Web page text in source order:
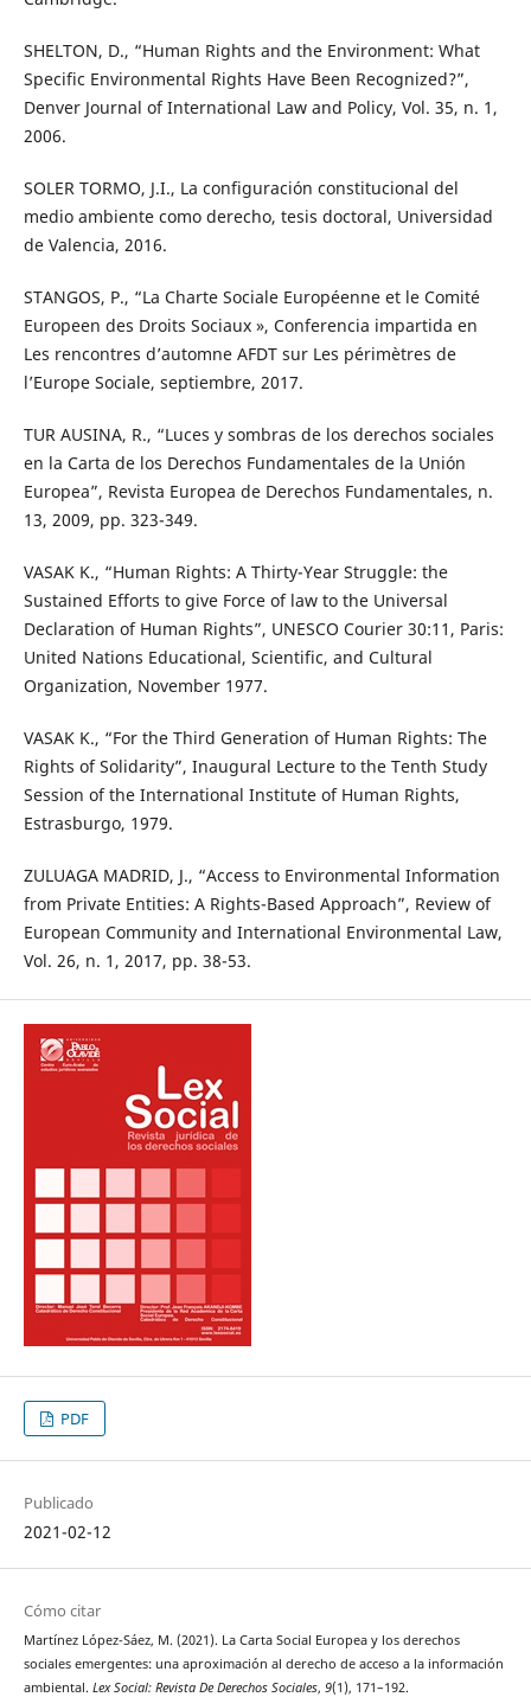
SHELTON, D., “Human Rights and the Environment: What
Specific Environmental Rights Have Been Recognized?”,
Denver Journal of International Law and Policy, Vol. 35, n. 1,
2006.
SOLER TORMO, J.I., La configuración constitucional del
medio ambiente como derecho, tesis doctoral, Universidad
de Valencia, 2016.
STANGOS, P., “La Charte Sociale Européenne et le Comité
Europeen des Droits Sociaux », Conferencia impartida en
Les rencontres d’automne AFDT sur Les périmètres de
l’Europe Sociale, septiembre, 2017.
TUR AUSINA, R., “Luces y sombras de los derechos sociales
en la Carta de los Derechos Fundamentales de la Unión
Europea”, Revista Europea de Derechos Fundamentales, n.
13, 2009, pp. 323-349.
VASAK K., “Human Rights: A Thirty-Year Struggle: the
Sustained Efforts to give Force of law to the Universal
Declaration of Human Rights”, UNESCO Courier 30:11, Paris:
United Nations Educational, Scientific, and Cultural
Organization, November 1977.
VASAK K., “For the Third Generation of Human Rights: The
Rights of Solidarity”, Inaugural Lecture to the Tenth Study
Session of the International Institute of Human Rights,
Estrasburgo, 1979.
ZULUAGA MADRID, J., “Access to Environmental Information
from Private Entities: A Rights-Based Approach”, Review of
European Community and International Environmental Law,
Vol. 26, n. 1, 2017, pp. 38-53.
PDF
Publicado
2021-02-12
Cómo citar
Martínez López-Sáez, M. (2021). La Carta Social Europea y los derechos
sociales emergentes: una aproximación al derecho de acceso a la información
ambiental. Lex Social: Revista De Derechos Sociales, 9(1), 171–192.